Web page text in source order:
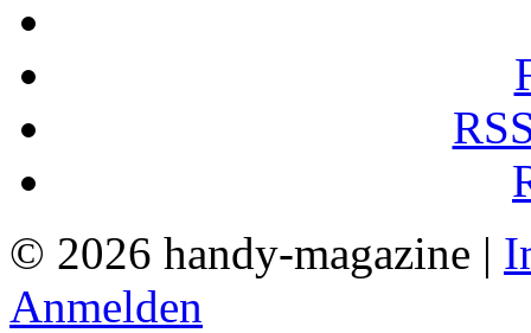
© 2026 handy-magazine |
Anmelden